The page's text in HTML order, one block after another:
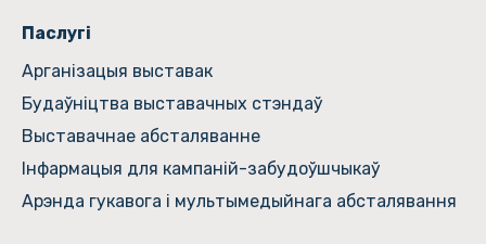
Паслугі
Арганізацыя выставак
Будаўніцтва выставачных стэндаў
Выставачнае абсталяванне
Інфармацыя для кампаній-забудоўшчыкаў
Арэнда гукавога і мультымедыйнага абсталявання